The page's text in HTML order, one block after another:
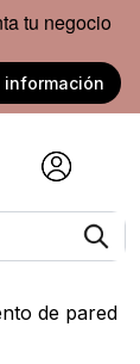
tu negocio
información
de pared